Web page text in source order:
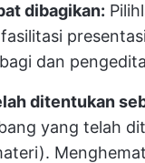
dibagikan:
dan
ditentukan
yang telah